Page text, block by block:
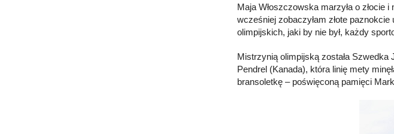
Maja Włoszczowska marzyła o złocie
wcześniej zobaczyłam złote
olimpijskich, jaki by nie był, każdy
Mistrzynią olimpijską została Szwedka
Pendrel (Kanada), która linię mety
bransoletkę – poświęconą pamięci